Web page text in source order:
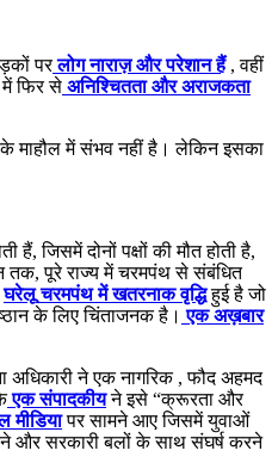
पर लोग नाराज़ और परेशान हैं, वहीं
फिर से अनिश्चितता और अराजकता
के माहौल में संभव नहीं है। लेकिन इसका
जिसमें दोनों पक्षों की मौत होती है,
पूरे राज्य में चरमपंथ से संबंधित
घरेलू चरमपंथ में खतरनाक वृद्धिहुई है जो
के लिए चिंताजनक है। एक अख़बार
अधिकारी ने एक नागरिक , फौद अहमद
एक संपादकीयने इसे “क्रूरता और
मीडियापर सामने आए जिसमें युवाओं
और सरकारी बलों के साथ संघर्ष करने